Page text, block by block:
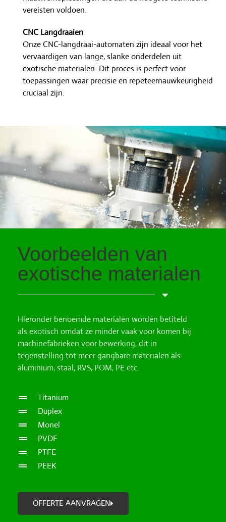
vereisten voldoen.
CNC Langdraaien
Onze CNC-langdraai-automaten zijn ideaal voor het
vervaardigen van lange, slanke onderdelen uit
exotische materialen. Dit proces is perfect voor
toepassingen waar precisie en repeteernauwkeurigheid
cruciaal zijn.
Voorbeelden van
exotische materialen
Hieronder benoemde materialen worden betiteld
als exotisch omdat ze minder vaak voor komen bij
machinefabrieken voor bewerking, dit in
tegenstelling tot meer gangbare materialen als
aluminium, staal, RVS, POM, PE etc.
Titanium
Duplex
Monel
PVDF
PTFE
PEEK
OFFERTE AANVRAGEN